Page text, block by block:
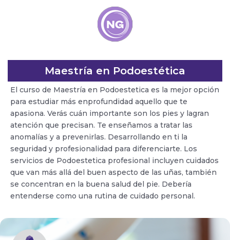
Maestría en Podoestética
El curso de Maestría en Podoestetica es la mejor opción
para estudiar más enprofundidad aquello que te
apasiona. Verás cuán importante son los pies y lagran
atención que precisan. Te enseñamos a tratar las
anomalías y a prevenirlas. Desarrollando en ti la
seguridad y profesionalidad para diferenciarte. Los
servicios de Podoestetica profesional incluyen cuidados
que van más allá del buen aspecto de las uñas, también
se concentran en la buena salud del pie. Debería
entenderse como una rutina de cuidado personal.